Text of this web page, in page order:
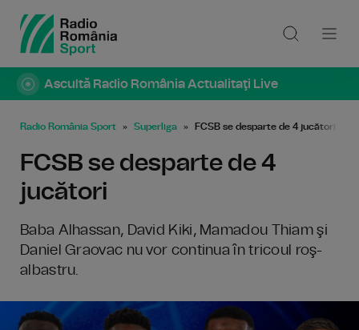
Ascultă Radio România Actualitaţi Live
Radio România Sport Superliga FCSB se desparte de 4 jucători
FCSB se desparte de 4
jucători
Baba Alhassan, David Kiki, Mamadou Thiam şi
Daniel Graovac nu vor continua în tricoul roş-
albastru.